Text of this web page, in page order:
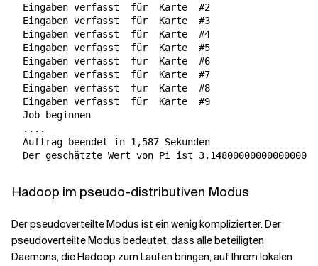
  Eingaben verfasst
für
  Karte
#2
  Eingaben verfasst
für
  Karte
#3
  Eingaben verfasst
für
  Karte
#4
  Eingaben verfasst
für
  Karte
#5
  Eingaben verfasst
für
  Karte
#6
  Eingaben verfasst
für
  Karte
#7
  Eingaben verfasst
für
  Karte
#8
  Eingaben verfasst
für
  Karte
#9
  Job beginnen
  ....
  Auftrag beendet in 1,587 Sekunden
Hadoop im pseudo-distributiven Modus
Der pseudoverteilte Modus ist ein wenig komplizierter. Der
pseudoverteilte Modus bedeutet, dass alle beteiligten
Daemons, die Hadoop zum Laufen bringen, auf Ihrem lokalen